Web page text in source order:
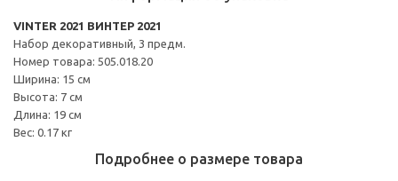
VINTER 2021 ВИНТЕР 2021
Набор декоративный, 3 предм.
Номер товара: 505.018.20
Ширина: 15 см
Высота: 7 см
Длина: 19 см
Вес: 0.17 кг
Подробнее о размере товара